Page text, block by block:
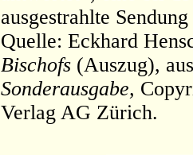
ausgestrahlte
Quelle: Eckhard
Bischofs (Auszug),
Sonderausgabe,
Verlag AG Zürich.